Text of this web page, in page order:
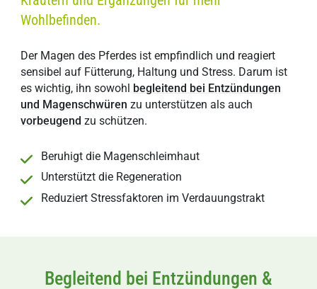
Wohlbefinden.
Der Magen des Pferdes ist empfindlich und reagiert
sensibel auf Fütterung, Haltung und Stress. Darum ist
es wichtig, ihn sowohl begleitend bei Entzündungen
und Magenschwüren zu unterstützen als auch
vorbeugend zu schützen.
Beruhigt die Magenschleimhaut
Unterstützt die Regeneration
Reduziert Stressfaktoren im Verdauungstrakt
Begleitend bei Entzündungen &